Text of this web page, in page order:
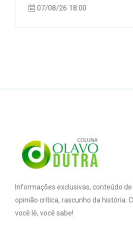
07/08/26 18:00
Informações exclusivas, conteúdo
opinião crítica, rascunho da história.
você lê, você sabe!